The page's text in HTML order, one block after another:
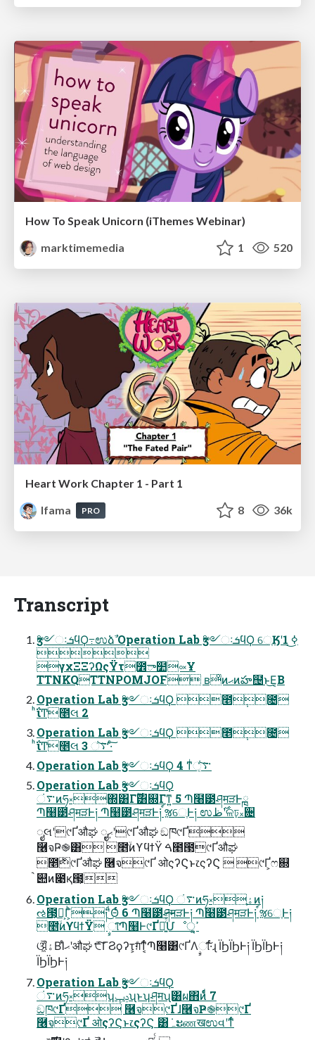
How To Speak Unicorn (iThemes Webinar)
marktimemedia
1 520
Heart Work Chapter 1 - Part 1
lfama
PRO 8 36k
Transcript
ӡ༻ઃܭϥϘ߹ಉձࣾ Operation Lab ӡ༻ઃܭϥϘ େֶӃʹߦ͜͏ 1

γχΞΞʔΩςΫτ೾ా໺༟Ұ
TTNKQTTNPOMJOF ʙͦͷޙͷహ຤ͱ͜Ε͔Β
Operation Lab ӡ༻ઃܭϥϘ ೥݄೔
ͪΐ͏Ͳ೥લ 2
Operation Lab ӡ༻ઃܭϥϘ ೥݄೔
ͪΐ͏Ͳ೥લ 3 ࠳ં͠·ͨ͠
Operation Lab ӡ༻ઃܭϥϘ 4 ͳͥ࠳ં͔ͨ͠
Operation Lab ӡ༻ઃܭϥϘ
࠳ંͷཧ༝΍͸Γ࣌ؒ͸଍Γͳ͍ 5 Պ໨౳ཤमੜͰྑ
Պ໨౳ཤमੜͰ༏ Պ໨౳ཤमੜͰ༏ ์ૹେֶͰ༏ ಉ࣌ظʹଳঢ়᙮਄
ೖֶલʹ୯Ґऔಘ ೖֶޙ͙͢ʹ୯Ґऔಘ ඞཁ୯Ґ
࿦จҎ֎͸ ೥ۙ͘ͷϒϥϯΫ ࠓ೥౓୯Ґऔಘ
೥࣍୯Ґऔಘ ࿦จ୯Ґ ओςʔϚͱ෭ςʔϚ  ୯Ґ͕ෆ଍
॓୊ͷ೉қ౓͕
Operation Lab ӡ༻ઃܭϥϘ ࠳ંͷཧ༝ֶۀͷ༏
ઌ౓͕Լ͕Γ͕ͪ༏ʹͩ͜Θͬͨ 6 Պ໨౳ཤमੜͰ༏ Պ໨౳ཤमੜͰ༏ ์ૹେֶͰ༏
೥ۙ͘ͷϒϥϯΫ ࣙୀͨ͠Պ໨Ͱ୯Ґຬ͍ͨͯͨ͠Մೳੑ͕ߴ͍
ଔۀ͖͋ΒΊͨޙʹऔಘ ܽ੮ͨ͠ΓϨϙʔτ͕ग़ͤͳ͔ͬͨՊ໨͸୯ҐΛࣙୀͯ͠͠·ͬͨɻ ΪϦΪϦͰ༏ ΪϦΪϦͰ༏
ΪϦΪϦͰ༏
Operation Lab ӡ༻ઃܭϥϘ
࠳ંͷཧ༝ʮݚڀʯͱʮཤमʯ͸ผ΋ͷͩͬͨ 7
ඞཁ୯Ґ ࿦จ୯Ґɺ࿦จҎ֎୯Ґ
࿦จ୯Ґ ओςʔϚͱ෭ςʔϚ ͸݁ہະணखಉવʹͳͬͨ